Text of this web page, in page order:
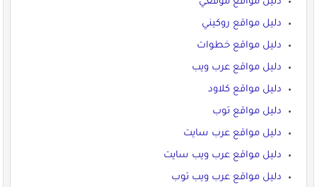
دليل مواقع روكيني
دليل مواقع خطوات
دليل مواقع عرب ويب
دليل مواقع كلاود
دليل مواقع توب
دليل مواقع عرب سايت
دليل مواقع عرب ويب سايت
دليل مواقع عرب ويب توب